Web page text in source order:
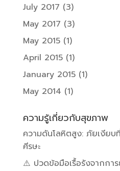
July 2017 (3)
May 2017 (3)
May 2015(1)
April 2015(1)
January 2015(1)
May 2014 (1)
ความรู้เกี่ยวกับสุขภาพ
ความดันโลหิตสูง: ภัยเงียบ
ศีรษะ
⚠️ ปวดข้อมือเรื้อรังจากกา